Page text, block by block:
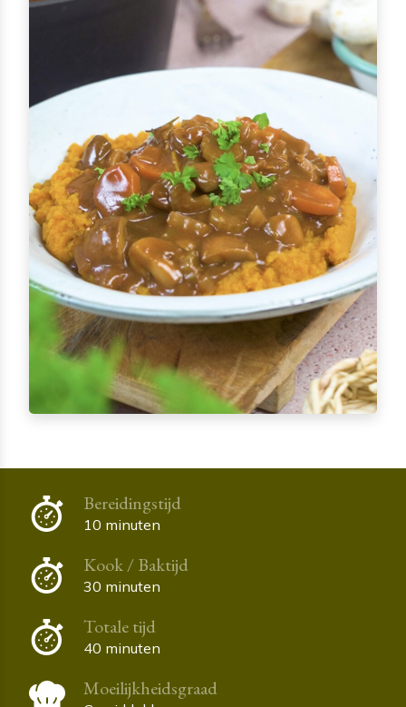
Bereidingstijd
10 minuten
Kook / Baktijd
30 minuten
Totale tijd
40 minuten
Moeilijkheidsgraad